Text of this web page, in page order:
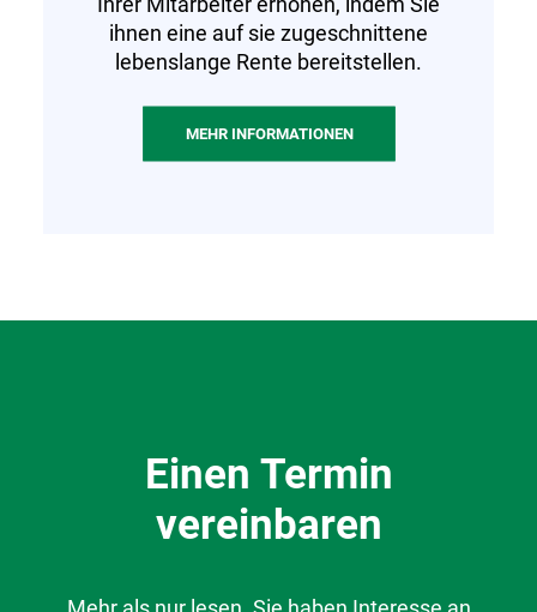
ihnen eine auf sie zugeschnittene
lebenslange Rente bereitstellen.
MEHR INFORMATIONEN
Einen Termin
vereinbaren